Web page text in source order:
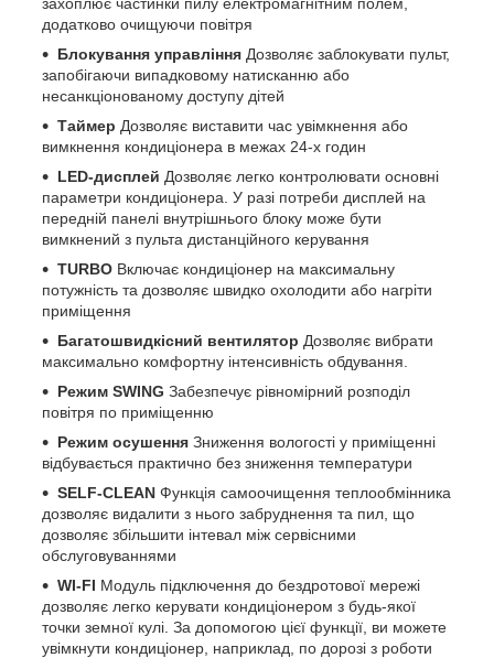
додатково очищуючи повітря
Блокування управління Дозволяє заблокувати пульт,
запобігаючи випадковому натисканню або
несанкціонованому доступу дітей
Таймер Дозволяє виставити час увімкнення або
вимкнення кондиціонера в межах 24-х годин
LED-дисплей Дозволяє легко контролювати основні
параметри кондиціонера. У разі потреби дисплей на
передній панелі внутрішнього блоку може бути
вимкнений з пульта дистанційного керування
TURBO Включає кондиціонер на максимальну
потужність та дозволяє швидко охолодити або нагріти
приміщення
Багатошвидкісний вентилятор Дозволяє вибрати
максимально комфортну інтенсивність обдування.
Режим SWING Забезпечує рівномірний розподіл
повітря по приміщенню
Режим осушення Зниження вологості у приміщенні
відбувається практично без зниження температури
SELF-CLEAN Функція самоочищення теплообмінника
дозволяє видалити з нього забруднення та пил, що
дозволяє збільшити інтевал між сервісними
обслуговуваннями
WI-FI Модуль підключення до бездротової мережі
дозволяє легко керувати кондиціонером з будь-якої
точки земної кулі. За допомогою цієї функції, ви можете
увімкнути кондиціонер, наприклад, по дорозі з роботи